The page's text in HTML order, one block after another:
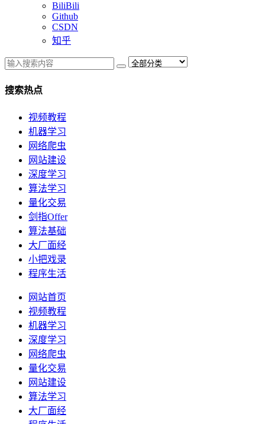
BiliBili
Github
CSDN
知乎
搜索热点
视频教程
机器学习
网络爬虫
网站建设
深度学习
算法学习
量化交易
剑指Offer
算法基础
大厂面经
小把戏录
程序生活
网站首页
视频教程
机器学习
深度学习
网络爬虫
量化交易
网站建设
算法学习
大厂面经